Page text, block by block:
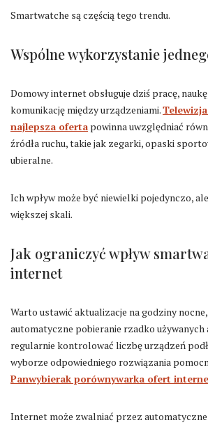
Smartwatche są częścią tego trendu.
Wspólne wykorzystanie
Domowy internet obsługuje dziś pracę,
komunikację między urządzeniami.
najlepsza oferta powinna uwzględniać
źródła ruchu, takie jak zegarki, opaski
ubieralne.
Ich wpływ może być niewielki pojedynczo,
większej skali.
Jak ograniczyć wpływ
internet
Warto ustawić aktualizacje na godziny nocne,
automatyczne pobieranie rzadko
regularnie kontrolować liczbę urządzeń
wyborze odpowiedniego rozwiązania
Panwybierak porównywarka ofert
Internet może zwalniać przez